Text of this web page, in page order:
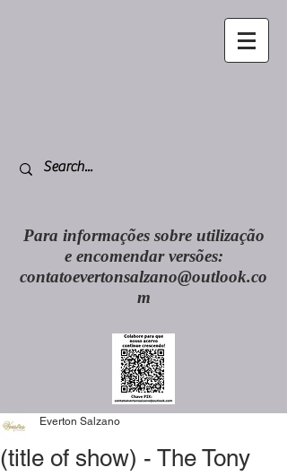
Para informações sobre utilização
e encomendar versões:
contatoevertonsalzano@outlook.co
m
​​​​(title of show) - The Tony
Everton Salzano